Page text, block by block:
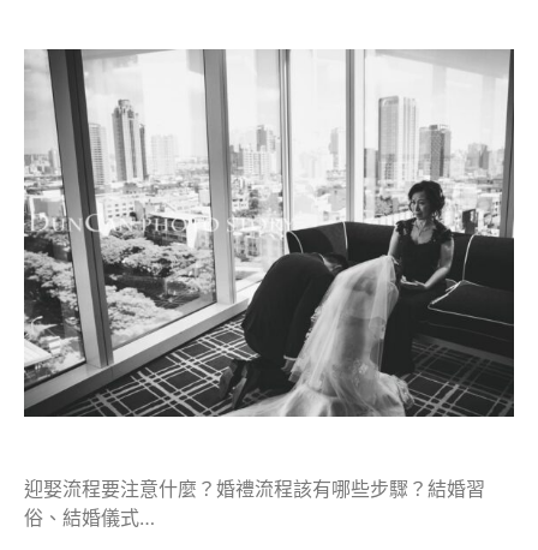
迎娶流程要注意什麼？婚禮流程該有哪些步驟？結婚習
俗、結婚儀式…